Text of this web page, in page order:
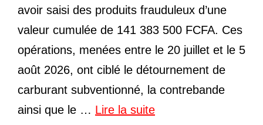
avoir saisi des produits frauduleux d’une
valeur cumulée de 141 383 500 FCFA. Ces
opérations, menées entre le 20 juillet et le 5
août 2026, ont ciblé le détournement de
carburant subventionné, la contrebande
ainsi que le … Lire la suite